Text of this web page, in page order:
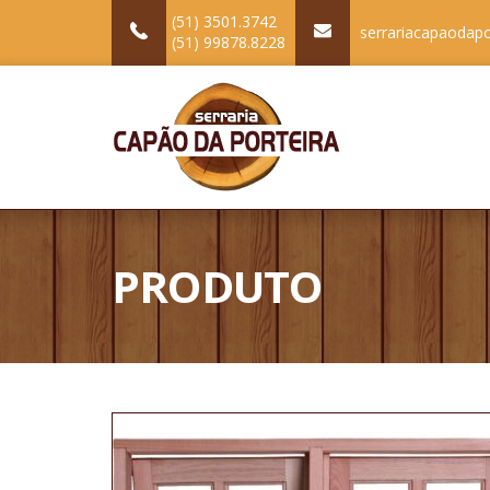
(51) 3501.3742
(51) 99878.8228
PRODUTO